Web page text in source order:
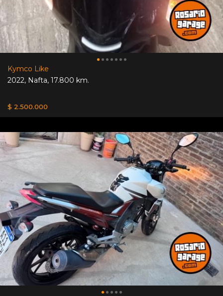
Kymco Like
2022, Nafta, 17.800 km.
$ 2.500.000